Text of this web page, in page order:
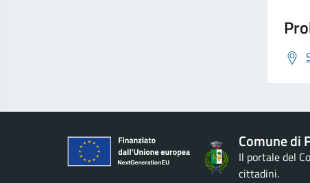
Comune di
Il portale del
cittadini.